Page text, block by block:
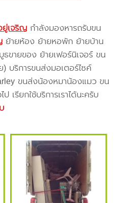
เจริญ กำลังมองหารถรับขน
ย้ายห้อง ย้ายหอพัก ย้ายบ้าน
ขายของ ย้ายเฟอร์นิเจอร์ ขน
บริการขนส่งมอเตอร์ไซค์
ขนส่งน้องหมาน้องแมว ขน
เรียกใช้บริการเราได้นะครับ